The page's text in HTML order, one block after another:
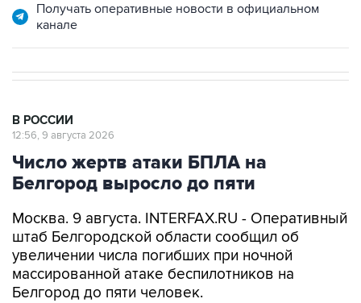
Получать оперативные новости в официальном
канале
В РОССИИ
12:56, 9 августа 2026
Число жертв атаки БПЛА на
Белгород выросло до пяти
Москва. 9 августа. INTERFAX.RU - Оперативный
штаб Белгородской области сообщил об
увеличении числа погибших при ночной
массированной атаке беспилотников на
Белгород до пяти человек.